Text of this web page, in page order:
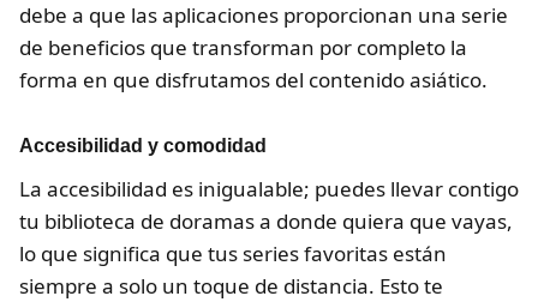
debe a que las aplicaciones proporcionan una serie
de beneficios que transforman por completo la
forma en que disfrutamos del contenido asiático.
Accesibilidad y comodidad
La accesibilidad es inigualable; puedes llevar contigo
tu biblioteca de doramas a donde quiera que vayas,
lo que significa que tus series favoritas están
siempre a solo un toque de distancia. Esto te